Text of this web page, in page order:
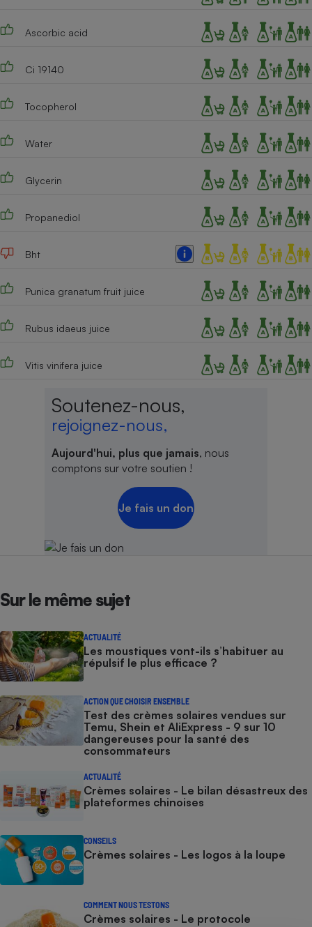
Ascorbic acid
Ci 19140
Tocopherol
Water
Glycerin
Propanediol
Bht
Punica granatum fruit juice
Rubus idaeus juice
Vitis vinifera juice
Soutenez-nous,
rejoignez-nous,
Aujourd'hui, plus que jamais, nous
comptons sur votre soutien !
Je fais un don
Sur le même sujet
ACTUALITÉ
Les moustiques vont-ils s’habituer au
répulsif le plus efficace ?
ACTION QUE CHOISIR ENSEMBLE
Test des crèmes solaires vendues sur
Temu, Shein et AliExpress - 9 sur 10
dangereuses pour la santé des
consommateurs
ACTUALITÉ
Crèmes solaires - Le bilan désastreux des
plateformes chinoises
CONSEILS
Crèmes solaires - Les logos à la loupe
COMMENT NOUS TESTONS
Crèmes solaires - Le protocole